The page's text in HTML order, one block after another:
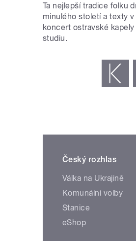
Ta nejlepší tradice folku
minulého století a texty
koncert ostravské
studiu.
‹ předchozí
Český rozhlas
Válka na Ukrajině
Komunální volby
Stanice
eShop